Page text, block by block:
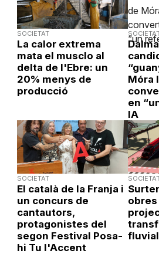
SOCIETAT
La calor extrema
mata el musclo al
delta de l'Ebre: un
20% menys de
producció
Móra
en
IA
SOCIETAT
El català de la Franja i
un concurs de
cantautors,
protagonistes del
segon Festival Posa-
hi Tu l'Accent